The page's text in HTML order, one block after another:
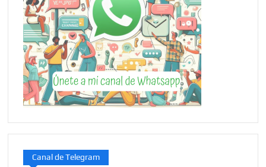
Canal de Telegram